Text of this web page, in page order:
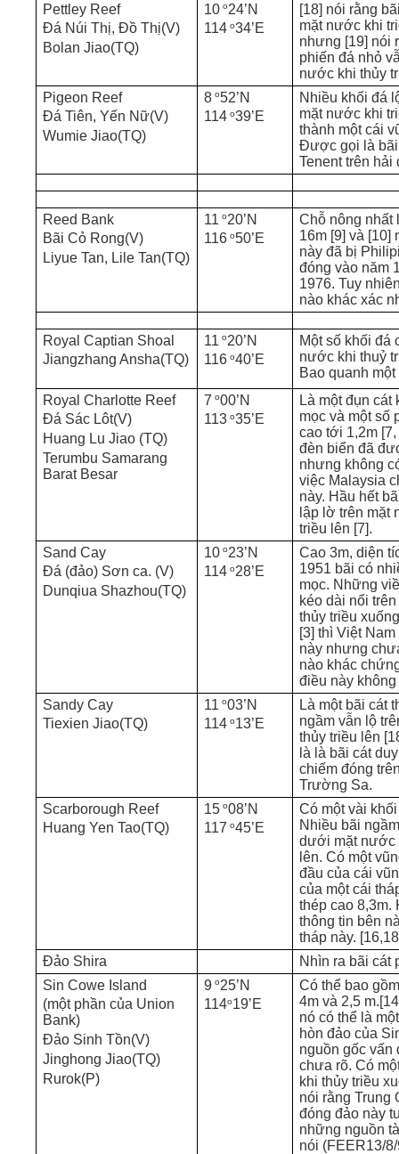
Pettley Reef
Đá Núi Thị, Đồ Thị(V)
Bolan Jiao(TQ)
10 o24’N
114 o34’E
[18] nói rằng
mặt nước khi
nhưng [19] nói
phiến đá nhỏ
nước khi thủy
Pigeon Reef
Đá Tiên, Yến Nữ(V)
Wumie Jiao(TQ)
8 o52’N
114 o39’E
Nhiều khối đá
mặt nước khi
thành một cái
Được gọi là bãi
Tenent trên hải
Reed Bank
Bãi Cỏ Rong(V)
Liyue Tan, Lile Tan(TQ)
11 o20’N
116 o50’E
Chỗ nông nhất
16m [9] và [10]
này đã bị
đóng vào năm
1976. Tuy
nào khác xác
Royal Captian Shoal
Jiangzhang Ansha(TQ)
11 o20’N
116 o40’E
Một số khối đá
nước khi thuỷ
Bao quanh
Royal Charlotte Reef
Đá Sác Lôt(V)
Huang Lu Jiao (TQ)
Terumbu Samarang
Barat Besar
7 o00’N
113 o35’E
Là một đụn cát
mọc và một số
cao tới 1,2m
đèn biển đã
nhưng không
việc Malaysia
này. Hầu hết
lập lờ trên mặt
triều lên [7].
Sand Cay
Đá (đảo) Sơn ca. (V)
Dunqiua Shazhou(TQ)
10 o23’N
114 o28’E
Cao 3m, diện
1951 bãi có
mọc. Những
kéo dài nổi
thủy triều
[3] thì Việt
này nhưng
nào khác
điều này
Sandy Cay
Tiexien Jiao(TQ)
11 o03’N
114 o13’E
Là một bãi cát
ngầm vẫn lộ
thủy triều lên
là là bãi cát
chiếm đóng
Trường Sa.
Scarborough Reef
Huang Yen Tao(TQ)
15 o08’N
117 o45’E
Có một vài
Nhiều bãi
dưới mặt nước
lên. Có một
đầu của cái
của một cái
thép cao 8,3m.
thông tin bên
tháp này.
Đảo Shira
Nhìn ra bãi cát
Sin Cowe Island
(một phần của Union
Bank)
Đảo Sinh Tồn(V)
Jinghong Jiao(TQ)
Rurok(P)
9 o25’N
114o19’E
Có thể bao
4m và 2,5
nó có thể là
hòn đảo của
nguồn gốc vấn
chưa rõ. Có
khi thủy triều
nói rằng Trung
đóng đảo này
những nguồn
nói (FEER13/